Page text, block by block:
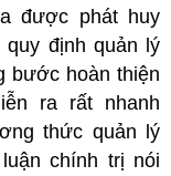
được phát huy
định quản lý
bước hoàn thiện
ra rất nhanh
thức quản lý
chính trị nói